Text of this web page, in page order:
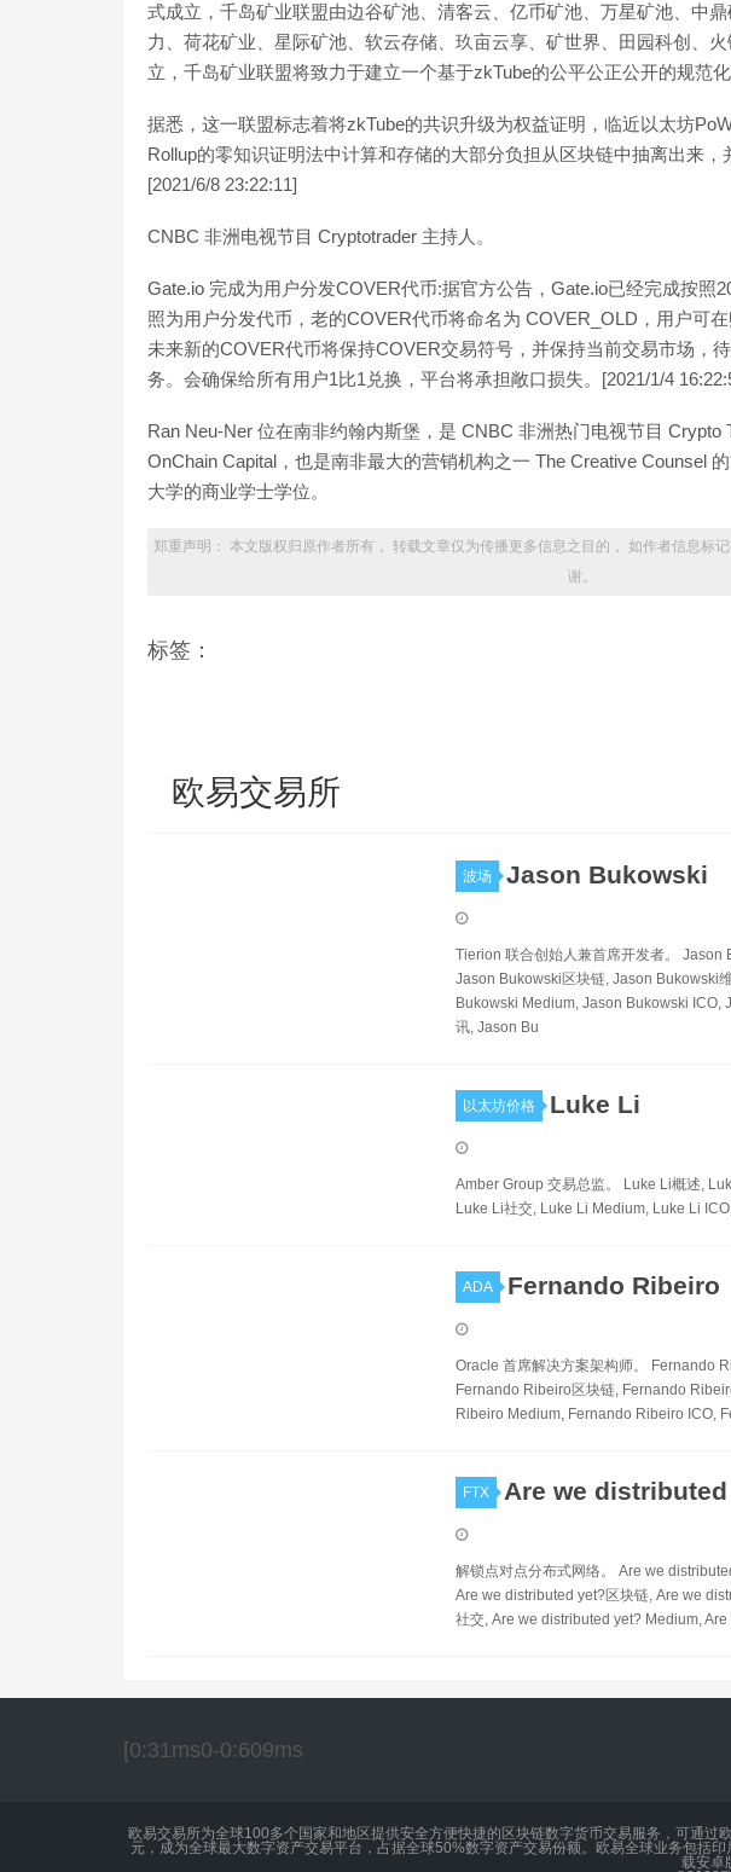
式成立，千岛矿业联盟由边谷矿池、清客云、亿币矿池、万星矿池、中
力、荷花矿业、星际矿池、软云存储、玖亩云享、矿世界、田园科创、
立，千岛矿业联盟将致力于建立一个基于zkTube的公平公正公开的规范化
据悉，这一联盟标志着将zkTube的共识升级为权益证明，临近以太坊
Rollup的零知识证明法中计算和存储的大部分负担从区块链中抽离出来，
[2021/6/8 23:22:11]
CNBC 非洲电视节目 Cryptotrader 主持人。
Gate.io 完成为用户分发COVER代币:据官方公告，Gate.io已经完成按照
照为用户分发代币，老的COVER代币将命名为 COVER_OLD，用户可
未来新的COVER代币将保持COVER交易符号，并保持当前交易市场，
务。会确保给所有用户1比1兑换，平台将承担敞口损失。[2021/1/4
Ran Neu-Ner 位在南非约翰内斯堡，是 CNBC 非洲热门电视节目 Crypto
OnChain Capital，也是南非最大的营销机构之一 The Creative Counsel
大学的商业学士学位。
郑重声明： 本文版权归原作者所有， 转载文章仅为传播更多信息之目的， 如作者信息标
谢。
标签：
欧易交易所
波场 Jason Bukowski
Tierion 联合创始人兼首席开发者。
Jason Bukowski区块链, Jason Bukowski
Bukowski Medium, Jason Bukowski
讯, Jason Bu
以太坊价格 Luke Li
Amber Group 交易总监。 Luke Li概述,
Luke Li社交, Luke Li Medium, Luke Li
ADA Fernando Ribeiro
Oracle 首席解决方案架构师。 Fernando
Fernando Ribeiro区块链, Fernando
Ribeiro Medium, Fernando Ribeiro ICO,
FTX Are we
解锁点对点分布式网络。 Are we
Are we distributed yet?区块链, Are we
社交, Are we distributed yet? Medium,
[0:31ms0-0:609ms
欧易交易所为全球100多个国家和地区提供安全方便快捷的区块链数字货币交易服务，可通
元，成为全球最大数字资产交易平台，占据全球50%数字资产交易份额。欧易全球业务包括
载安卓